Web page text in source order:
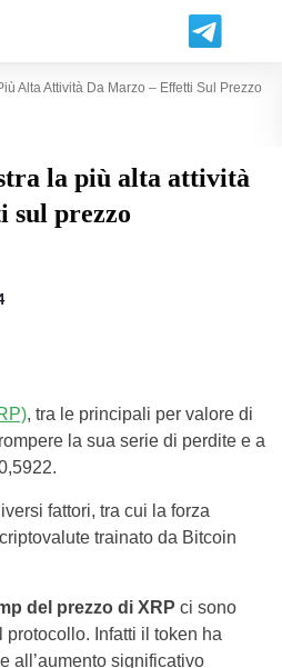
Alta Attività Da Marzo – Effetti Sul Prezzo
la più alta attività
sul prezzo
, tra le principali per valore di
la sua serie di perdite e a
fattori, tra cui la forza
trainato da Bitcoin
del prezzo di XRP ci sono
Infatti il token ha
all’aumento significativo